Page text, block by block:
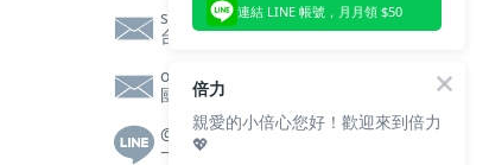
service@bluebaypetfood.com
台灣客服信箱
overseas@bluebaypetfood.com
國際客服信箱
@bluebay
一對一客服|營養師諮詢
連結 LINE 帳號，月月領 $50
倍力
親愛的小倍心您好！歡迎來到倍力
💖